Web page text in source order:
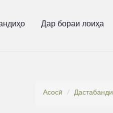
Дар бораи лоиҳа
Асосӣ